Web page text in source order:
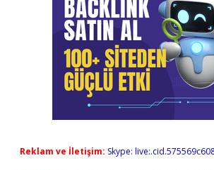
Reklam ve İletişim: Skype: